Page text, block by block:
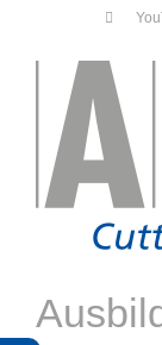
content